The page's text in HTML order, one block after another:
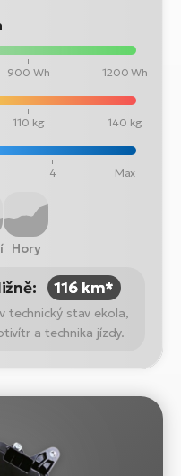
900 Wh 1200 Wh
110 kg 140 kg
4 Max
Hory
116 km*
technický stav ekola,
a technika jízdy.